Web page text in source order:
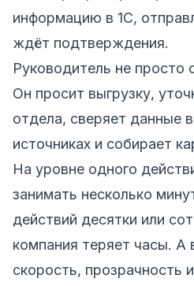
информацию в 1С,
ждёт подтверждения.
Руководитель не просто
Он просит выгрузку,
отдела, сверяет данные
источниках и собирает
На уровне одного
занимать несколько
действий десятки или
компания теряет часы.
скорость, прозрачность